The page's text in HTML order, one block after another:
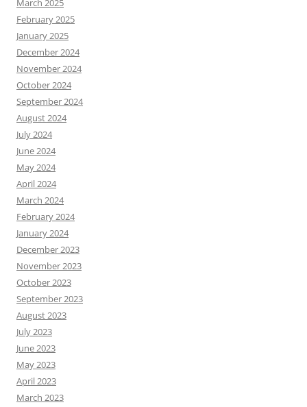
March 2025
February 2025
January 2025
December 2024
November 2024
October 2024
September 2024
August 2024
July 2024
June 2024
May 2024
April 2024
March 2024
February 2024
January 2024
December 2023
November 2023
October 2023
September 2023
August 2023
July 2023
June 2023
May 2023
April 2023
March 2023